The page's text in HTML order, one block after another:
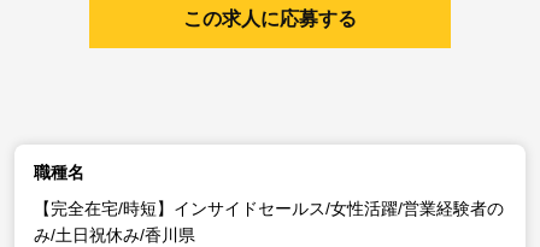
この求人に応募する
職種名
【完全在宅/時短】インサイドセールス/女性活躍/営業経験者の
み/土日祝休み/香川県